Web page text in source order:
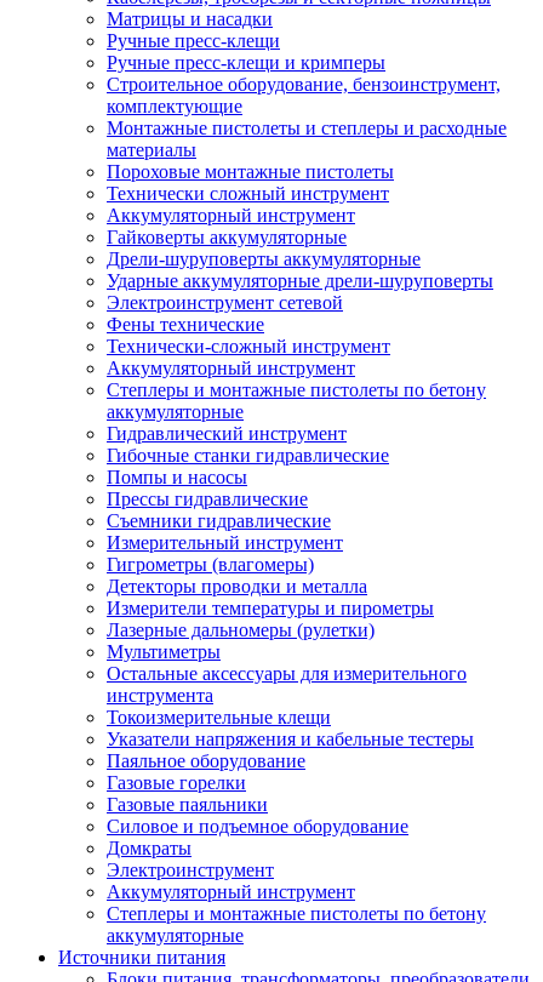
Матрицы и насадки
Ручные пресс-клещи
Ручные пресс-клещи и кримперы
Строительное оборудование, бензоинструмент,
комплектующие
Монтажные пистолеты и степлеры и расходные
материалы
Пороховые монтажные пистолеты
Технически сложный инструмент
Аккумуляторный инструмент
Гайковерты аккумуляторные
Дрели-шуруповерты аккумуляторные
Ударные аккумуляторные дрели-шуруповерты
Электроинструмент сетевой
Фены технические
Технически-сложный инструмент
Аккумуляторный инструмент
Степлеры и монтажные пистолеты по бетону
аккумуляторные
Гидравлический инструмент
Гибочные станки гидравлические
Помпы и насосы
Прессы гидравлические
Съемники гидравлические
Измерительный инструмент
Гигрометры (влагомеры)
Детекторы проводки и металла
Измерители температуры и пирометры
Лазерные дальномеры (рулетки)
Мультиметры
Остальные аксессуары для измерительного
инструмента
Токоизмерительные клещи
Указатели напряжения и кабельные тестеры
Паяльное оборудование
Газовые горелки
Газовые паяльники
Силовое и подъемное оборудование
Домкраты
Электроинструмент
Аккумуляторный инструмент
Степлеры и монтажные пистолеты по бетону
аккумуляторные
Источники питания